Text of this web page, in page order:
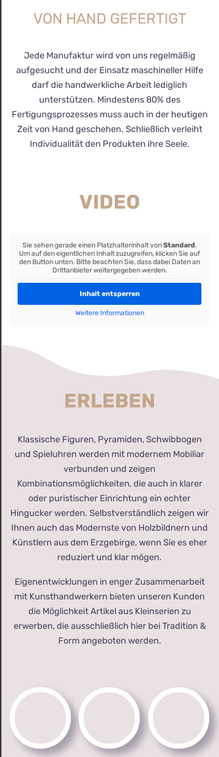
VON HAND GEFERTIGT
Jede Manufaktur wird von uns regelmäßig
aufgesucht und der Einsatz maschineller Hilfe
darf die handwerkliche Arbeit lediglich
unterstützen. Mindestens 80% des
Fertigungsprozesses muss auch in der heutigen
Zeit von Hand geschehen. Schließlich verleiht
Individualität den Produkten ihre Seele.
VIDEO
Sie sehen gerade einen Platzhalterinhalt vonStandard.
Um auf den eigentlichen Inhalt zuzugreifen, klicken Sie auf
den Button unten. Bitte beachten Sie, dass dabei Daten an
Drittanbieter weitergegeben werden.
Inhalt entsperren
Weitere Informationen
ERLEBEN
Klassische Figuren, Pyramiden, Schwibbogen
und Spieluhren werden mit modernem Mobiliar
verbunden und zeigen
Kombinationsmöglichkeiten, die auch in klarer
oder puristischer Einrichtung ein echter
Hingucker werden. Selbstverständlich zeigen wir
Ihnen auch das Modernste von Holzbildnern und
Künstlern aus dem Erzgebirge, wenn Sie es eher
reduziert und klar mögen.
Eigenentwicklungen in enger Zusammenarbeit
mit Kunsthandwerkern bieten unseren Kunden
die Möglichkeit Artikel aus Kleinserien zu
erwerben, die ausschließlich hier bei Tradition &
Form angeboten werden.